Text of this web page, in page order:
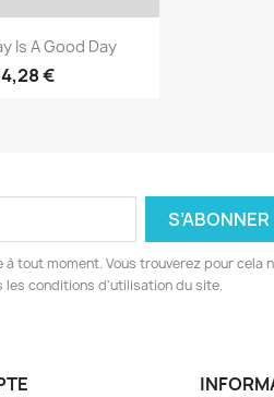
rapide
Is A Good Day
€
tout moment. Vous trouverez pour cela
conditions d'utilisation du site.